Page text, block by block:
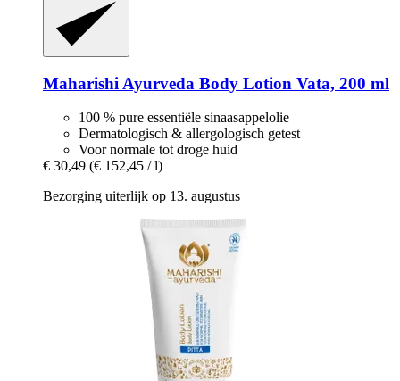
Maharishi Ayurveda Body Lotion Vata, 200 ml
100 % pure essentiële sinaasappelolie
Dermatologisch & allergologisch getest
Voor normale tot droge huid
€ 30,49 (€ 152,45 / l)
Bezorging uiterlijk op 13. augustus